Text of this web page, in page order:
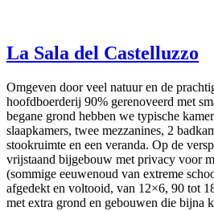
La Sala del Castelluzzo
Omgeven door veel natuur en de
hoofdboerderij 90% gerenoveerd met
begane grond hebben we typische
slaapkamers, twee mezzanines, 2
stookruimte en een veranda. Op de
vrijstaand bijgebouw met privacy voor
(sommige eeuwenoud van extreme
afgedekt en voltooid, van 12×6, 90 tot
met extra grond en gebouwen die bijna